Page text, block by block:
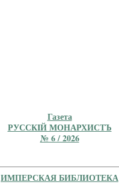
Газета
РУССКIЙ МОНАРХИСТЪ
№ 6 / 2026
ИМПЕРСКАЯ БИБЛИОТЕКА